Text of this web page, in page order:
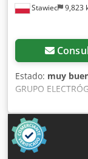
Stawiec 9,823
Estado: muy
GRUPO
fabricación 2016
kVA (64 kW);
2016; motor:
horas El grupo
funcionamiento.